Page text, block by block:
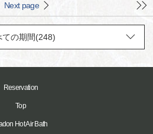
Next page
Reservation
Top
Hot Air Bath